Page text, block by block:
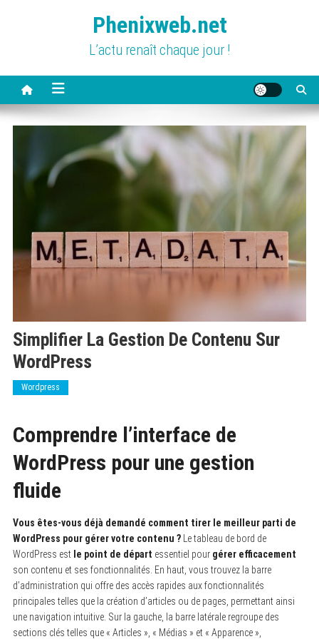
Phenixweb.net
L’actu renaît chaque jour !
Simplifier La Gestion De Contenu Sur
WordPress
Wordpress
Comprendre l’interface de
WordPress pour une gestion
fluide
Vous êtes-vous déjà demandé comment tirer le meilleur parti de
WordPress pour gérer votre contenu ?Le tableau de bord de
WordPress est le point de départ essentiel pour gérer efficacement
son contenu et ses fonctionnalités. En haut, vous trouvez la barre
d’administration qui offre des accès rapides aux fonctionnalités
principales telles que la création d’articles ou de pages, permettant ainsi
une navigation intuitive. Sur la gauche, la barre latérale regroupe des
sections clés telles que « Articles », « Médias » et « Apparence »,